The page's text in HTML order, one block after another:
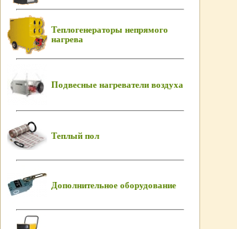
Теплогенераторы непрямого
нагрева
Подвесные нагреватели воздуха
Теплый пол
Дополнительное оборудование